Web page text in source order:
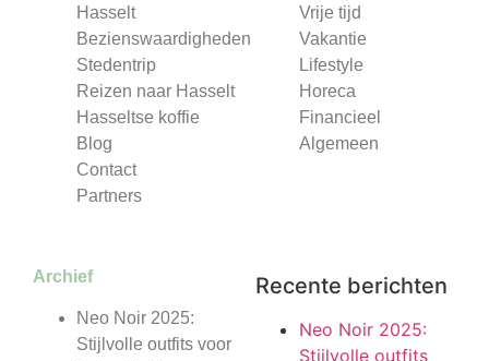
Hasselt
Bezienswaardigheden
Stedentrip
Reizen naar Hasselt
Hasseltse koffie
Blog
Contact
Partners
Vrije tijd
Vakantie
Lifestyle
Horeca
Financieel
Algemeen
Archief
Neo Noir 2025:
Stijlvolle outfits voor
Recente berichten
Neo Noir 2025:
Stijlvolle outfits